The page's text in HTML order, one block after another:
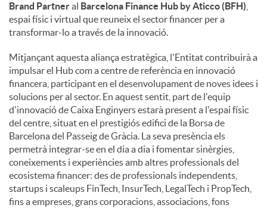
Brand Partneral Barcelona Finance Hub by Aticco (BFH)
espai físic i virtual que reuneix el sector financer per a
transformar-lo a través de la innovació.
Mitjançant aquesta aliança estratègica, l'Entitat contribuirà a
impulsar el Hub com a centre de referència en innovació
financera, participant en el desenvolupament de noves idees i
solucions per al sector. En aquest sentit, part de l'equip
d'innovació de Caixa Enginyers estarà present a l'espai físic
del centre, situat en el prestigiós edifici de la Borsa de
Barcelona del Passeig de Gràcia. La seva presència els
permetrà integrar-se en el dia a dia i fomentar sinèrgies,
coneixements i experiències amb altres professionals del
ecosistema financer: des de professionals independents,
startups i scaleups FinTech, InsurTech, LegalTech i PropTech,
fins a empreses, grans corporacions, associacions, fons